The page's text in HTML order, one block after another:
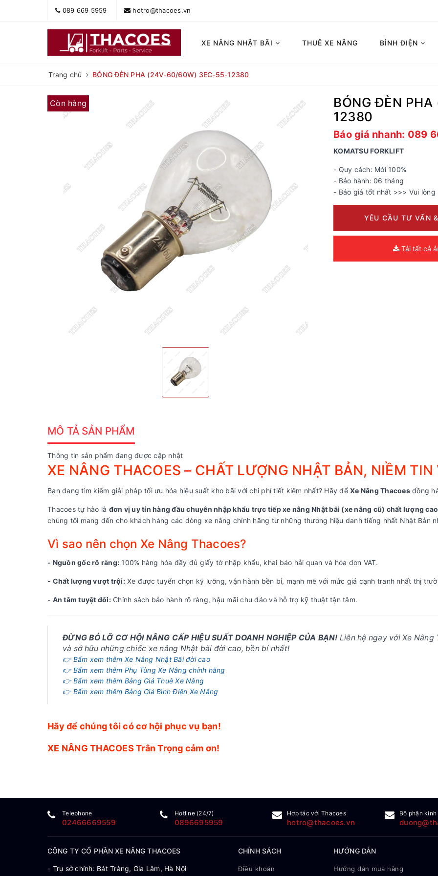
089 669 5959 hotro@thacoes.vn
XE NÂNG NHẬT BÃI THUÊ XE NÂNG BÌNH ĐIỆN
Trang chủ BÓNG ĐÈN PHA (24V-60/60W) 3EC-55-12380
Còn hàng
BÓNG ĐÈN
12380
Báo giá nhanh: 089
KOMATSU FORKLIFT
- Quy cách: Mới 100%
- Bảo hành: 06 tháng
- Báo giá tốt nhất >>> Vui
YÊU CẦU TƯ VẤN
Tải tất cả
MÔ TẢ SẢN PHẨM
Thông tin sản phẩm đang được cập nhật
XE NÂNG THACOES – CHẤT LƯỢNG NHẬT BẢN, NIỀM
Bạn đang tìm kiếm giải pháp tối ưu hóa hiệu suất kho bãi với chi phí tiết kiệm nhất? Hãy để Xe Nâng Thacoesđồng
Thacoes tự hào là đơn vị uy tín hàng đầu chuyên nhập khẩu trực tiếp xe nâng Nhật bãi (xe nâng cũ) chất lượng cao
chúng tôi mang đến cho khách hàng các dòng xe nâng chính hãng từ những thương hiệu danh tiếng nhất Nhật Bản
Vì sao nên chọn Xe Nâng Thacoes?
- Nguồn gốc rõ ràng: 100% hàng hóa đầy đủ giấy tờ nhập khẩu, khai báo hải quan và hóa đơn VAT.
- Chất lượng vượt trội:Xe được tuyển chọn kỹ lưỡng, vận hành bền bỉ, mạnh mẽ với mức giá cạnh tranh nhất thị
- An tâm tuyệt đối:Chính sách bảo hành rõ ràng, hậu mãi chu đáo và hỗ trợ kỹ thuật tận tâm.
ĐỪNG BỎ LỠ CƠ HỘI NÂNG CẤP HIỆU SUẤT DOANH NGHIỆP CỦA BẠN! Liên hệ ngay với Xe
và sở hữu những chiếc xe nâng Nhật bãi đời cao, bền bỉ nhất!
👉 Bấm xem thêm Xe Nâng Nhật Bãi đời cao
👉 Bấm xem thêm Phụ Tùng Xe Nâng chính hãng
👉 Bấm xem thêm Bảng Giá Thuê Xe Nâng
👉 Bấm xem thêm Bảng Giá Bình Điện Xe Nâng
Hãy để chúng tôi có cơ hội phục vụ bạn!
XE NÂNG THACOES Trân Trọng cảm ơn!
Telephone
02466669559
Hotline (24/7)
0896695959
Hợp tác với Thacoes
hotro@thacoes.vn
Bộ phận
CÔNG TY CỔ PHẦN XE NÂNG THACOES
- Trụ sở chính: Bát Tràng, Gia Lâm, Hà Nội
CHÍNH SÁCH
Điều khoản
HƯỚNG DẪN
Hướng dẫn mua hàng